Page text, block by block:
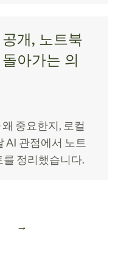
개, 노트북
아가는 의
중요한지, 로컬
AI 관점에서 노트
를 정리했습니다.
→